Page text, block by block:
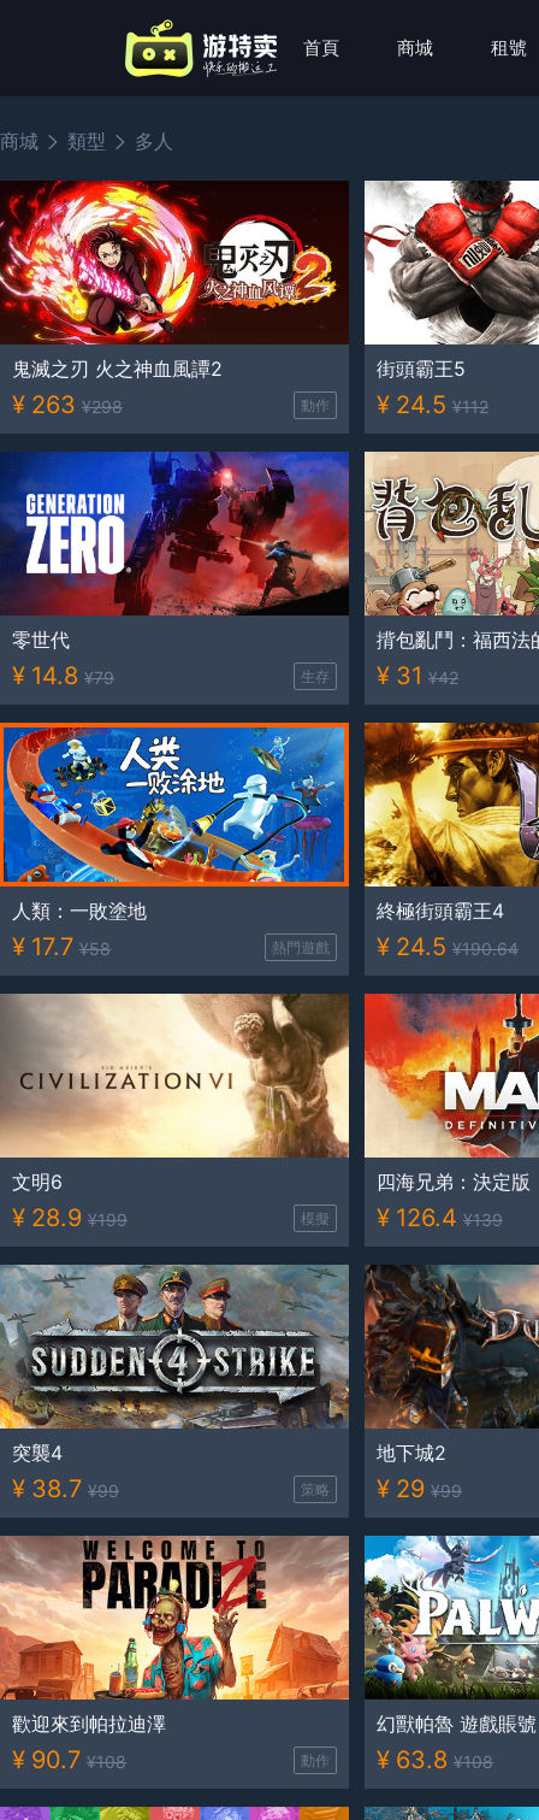
首頁 商城 租號
商城 類型 多人
鬼滅之刃 火之神血風譚2
¥ 263 ¥298 動作
街頭霸王5
¥ 24.5 ¥112
零世代
¥ 14.8 ¥79 生存
揹包亂鬥：福西法
¥ 31 ¥42
人類：一敗塗地
¥ 17.7 ¥58 熱門遊戲
終極街頭霸王4
¥ 24.5 ¥190.64
文明6
¥ 28.9 ¥199 模擬
四海兄弟：決定版
¥ 126.4 ¥139
突襲4
¥ 38.7 ¥99 策略
地下城2
¥ 29 ¥99
歡迎來到帕拉迪澤
¥ 90.7 ¥108 動作
幻獸帕魯 遊戲賬號
¥ 63.8 ¥108